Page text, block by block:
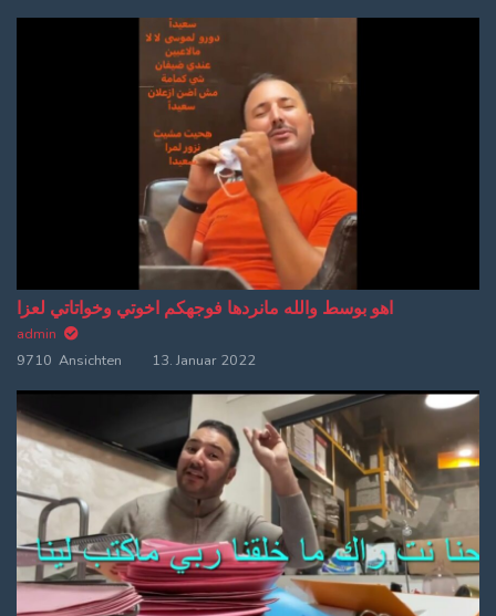
اهو بوسط والله مانردها فوجهكم اخوتي وخواتاتي لعزا
admin
9710 Ansichten
13. Januar 2022